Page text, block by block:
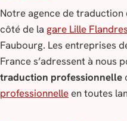
Notre agence de traduction
côté de la gare Lille
Faubourg. Les entreprises
France s’adressent à nous
traduction professionnelle
professionnelleen toutes